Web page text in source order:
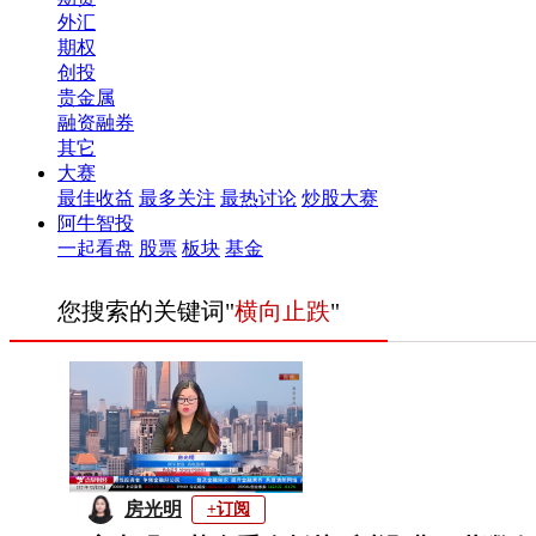
外汇
期权
创投
贵金属
融资融券
其它
大赛
最佳收益 最多关注 最热讨论 炒股大赛
阿牛智投
一起看盘 股票 板块 基金
您搜索的关键词"横向止跌"
房光明 +订阅